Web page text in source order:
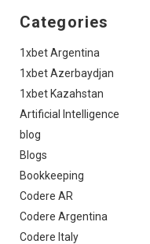
Categories
1xbet Argentina
1xbet Azerbaydjan
1xbet Kazahstan
Artificial Intelligence
blog
Blogs
Bookkeeping
Codere AR
Codere Argentina
Codere Italy